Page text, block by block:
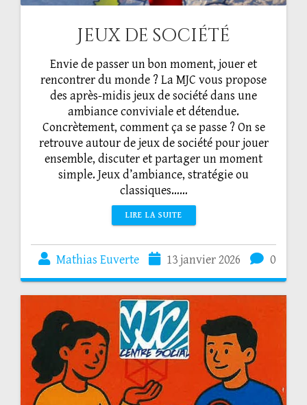
Jeux de société
Envie de passer un bon moment, jouer et
rencontrer du monde ? La MJC vous propose
des après-midis jeux de société dans une
ambiance conviviale et détendue.
Concrètement, comment ça se passe ? On se
retrouve autour de jeux de société pour jouer
ensemble, discuter et partager un moment
simple. Jeux d’ambiance, stratégie ou
classiques……
LIRE LA SUITE
Mathias Euverte 13 janvier 2026 0